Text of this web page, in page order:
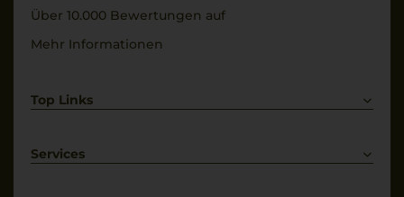
Über 10.000 Bewertungen auf
Mehr Informationen
Top Links
Weißwein
Services